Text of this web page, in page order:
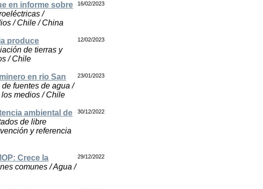
en informe sobre
/
/ Chile / China
16/02/2023
produce
de tierras y
/ Chile
12/02/2023
en rio San
fuentes de agua /
medios / Chile
23/01/2023
ambiental de
de libre
y referencia
30/12/2022
Crece la
comunes / Agua /
29/12/2022